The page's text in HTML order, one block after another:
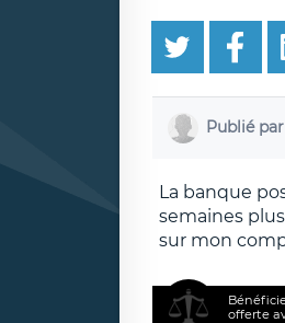
Publié par
La banque
semaines
sur mon
offerte